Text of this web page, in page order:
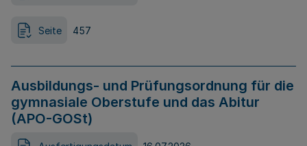
Seite 457
Ausbildungs- und Prüfungsordnung für die
gymnasiale Oberstufe und das Abitur
(APO-GOSt)